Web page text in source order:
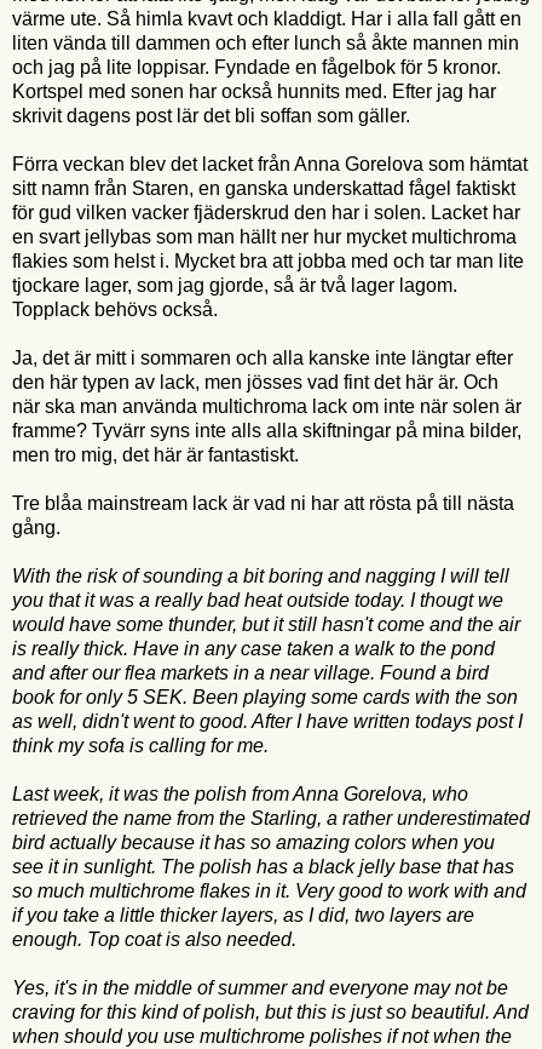
värme ute. Så himla kvavt och kladdigt. Har i alla fall gått en
liten vända till dammen och efter lunch så åkte mannen min
och jag på lite loppisar. Fyndade en fågelbok för 5 kronor.
Kortspel med sonen har också hunnits med. Efter jag har
skrivit dagens post lär det bli soffan som gäller.
Förra veckan blev det lacket från Anna Gorelova som hämtat
sitt namn från Staren, en ganska underskattad fågel faktiskt
för gud vilken vacker fjäderskrud den har i solen. Lacket har
en svart jellybas som man hällt ner hur mycket multichroma
flakies som helst i. Mycket bra att jobba med och tar man lite
tjockare lager, som jag gjorde, så är två lager lagom.
Topplack behövs också.
Ja, det är mitt i sommaren och alla kanske inte längtar efter
den här typen av lack, men jösses vad fint det här är. Och
när ska man använda multichroma lack om inte när solen är
framme? Tyvärr syns inte alls alla skiftningar på mina bilder,
men tro mig, det här är fantastiskt.
Tre blåa mainstream lack är vad ni har att rösta på till nästa
gång.
With the risk of sounding a bit boring and nagging I will tell
you that it was a really bad heat outside today. I thougt we
would have some thunder, but it still hasn't come and the air
is really thick. Have in any case taken a walk to the pond
and after our flea markets in a near village. Found a bird
book for only 5 SEK. Been playing some cards with the son
as well, didn't went to good. After I have written todays post I
think my sofa is calling for me.
Last week, it was the polish from Anna Gorelova, who
retrieved the name from the Starling, a rather underestimated
bird actually because it has so amazing colors when you
see it in sunlight. The polish has a black jelly base that has
so much multichrome flakes in it. Very good to work with and
if you take a little thicker layers, as I did, two layers are
enough. Top coat is also needed.
Yes, it's in the middle of summer and everyone may not be
craving for this kind of polish, but this is just so beautiful. And
when should you use multichrome polishes if not when the